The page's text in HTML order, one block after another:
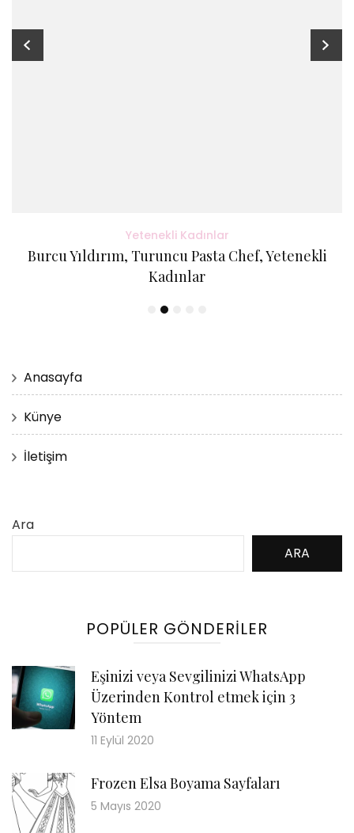
Yetenekli Kadınlar
Burcu Yıldırım, Turuncu Pasta Chef, Yetenekli
Kadınlar
Anasayfa
Künye
İletişim
Ara
ARA
POPÜLER GÖNDERILER
Eşinizi veya Sevgilinizi WhatsApp
Üzerinden Kontrol etmek için 3
Yöntem
11 Eylül 2020
Frozen Elsa Boyama Sayfaları
5 Mayıs 2020